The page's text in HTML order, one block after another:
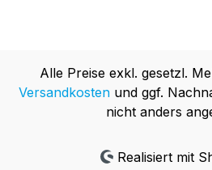
Alle Preise exkl. gesetzl.
Versandkostenund ggf.
nicht anders
Realisiert mit